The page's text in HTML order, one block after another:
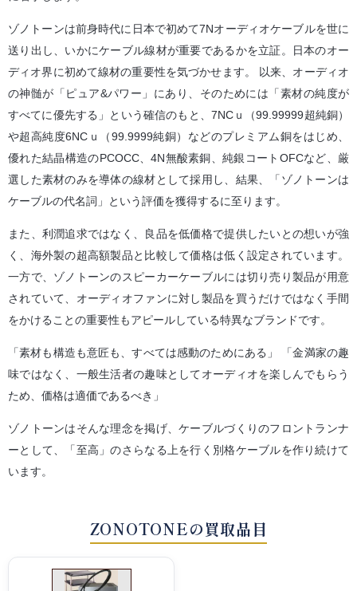
ゾノトーンは前身時代に日本で初めて7Nオーディオケーブルを世に
送り出し、いかにケーブル線材が重要であるかを立証。日本のオー
ディオ界に初めて線材の重要性を気づかせます。
以来、オーディオ
の神髄が「ピュア&パワー」にあり、そのためには「素材の純度が
すべてに優先する」という確信のもと、7NCｕ（99.99999超純銅）
や超高純度6NCｕ（99.9999純銅）などのプレミアム銅をはじめ、
優れた結晶構造のPCOCC、4N無酸素銅、純銀コートOFCなど、厳
選した素材のみを導体の線材として採用し、結果、「ゾノトーンは
ケーブルの代名詞」という評価を獲得するに至ります。
また、利潤追求ではなく、良品を低価格で提供したいとの想いが強
く、海外製の超高額製品と比較して価格は低く設定されています。
一方で、ゾノトーンのスピーカーケーブルには切り売り製品が用意
されていて、オーディオファンに対し製品を買うだけではなく手間
をかけることの重要性もアピールしている特異なブランドです。
「素材も構造も意匠も、すべては感動のためにある」
「金満家の趣
味ではなく、一般生活者の趣味としてオーディオを楽しんでもらう
ため、価格は適価であるべき」
ゾノトーンはそんな理念を掲げ、ケーブルづくりのフロントランナ
ーとして、「至高」のさらなる上を行く別格ケーブルを作り続けて
います。
ZONOTONEの買取品目